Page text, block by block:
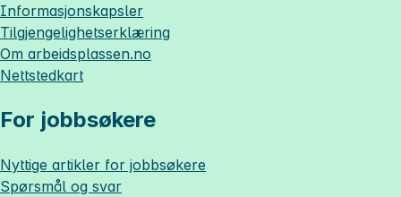
Informasjonskapsler
Tilgjengelighetserklæring
Om arbeidsplassen.no
Nettstedkart
For jobbsøkere
Nyttige artikler for jobbsøkere
Spørsmål og svar